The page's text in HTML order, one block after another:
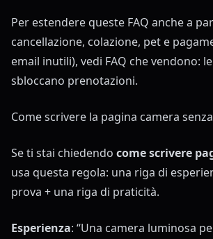
Per estendere queste FAQ anche a
cancellazione, colazione, pet e
email inutili), vedi FAQ che vendono:
sbloccano prenotazioni.
Come scrivere la pagina camera
Se ti stai chiedendo come scrivere
usa questa regola: una riga di
prova + una riga di praticità.
Esperienza: “Una camera luminosa